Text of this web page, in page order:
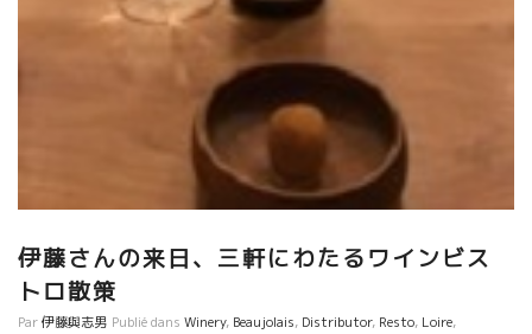
伊藤さんの来日、三軒にわたるワインビス
トロ散策
Par伊藤與志男 Publié dans Winery, Beaujolais, Distributor, Resto, Loire,